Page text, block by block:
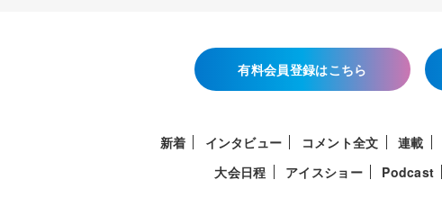
有料会員登録はこちら
新着 インタビュー コメント全文 連載
大会日程
アイスショー Podcast